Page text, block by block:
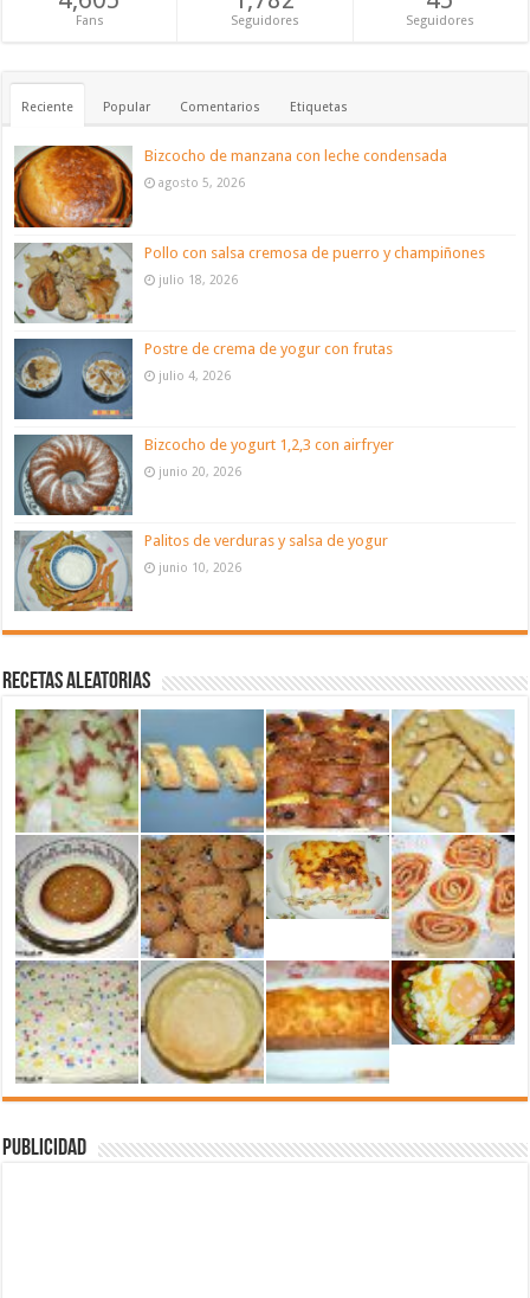
Fans Seguidores Seguidores
Reciente Popular Comentarios Etiquetas
Bizcocho de manzana con leche condensada
agosto 5, 2026
Pollo con salsa cremosa de puerro y champiñones
julio 18, 2026
Postre de crema de yogur con frutas
julio 4, 2026
Bizcocho de yogurt 1,2,3 con airfryer
junio 20, 2026
Palitos de verduras y salsa de yogur
junio 10, 2026
Recetas aleatorias
Publicidad